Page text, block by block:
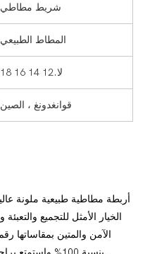
شريط مطاطي
المطاط الطبيعي
لا.12 14 16 18
قوانغدونغ ، الصين